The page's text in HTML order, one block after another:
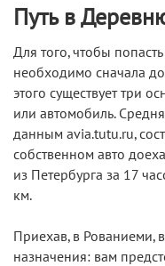
Путь в
Для того, чтобы
необходимо сначала
этого существует три
или автомобиль.
данным avia.tutu.ru,
собственном авто
из Петербурга за 17
км.
Приехав, в Рованиеми,
назначения: вам